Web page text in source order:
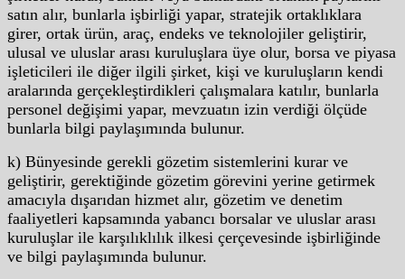
satın alır, bunlarla işbirliği yapar, stratejik ortaklıklara
girer, ortak ürün, araç, endeks ve teknolojiler geliştirir,
ulusal ve uluslar arası kuruluşlara üye olur, borsa ve piyasa
işleticileri ile diğer ilgili şirket, kişi ve kuruluşların kendi
aralarında gerçekleştirdikleri çalışmalara katılır, bunlarla
personel değişimi yapar, mevzuatın izin verdiği ölçüde
bunlarla bilgi paylaşımında bulunur.
k) Bünyesinde gerekli gözetim sistemlerini kurar ve
geliştirir, gerektiğinde gözetim görevini yerine getirmek
amacıyla dışarıdan hizmet alır, gözetim ve denetim
faaliyetleri kapsamında yabancı borsalar ve uluslar arası
kuruluşlar ile karşılıklılık ilkesi çerçevesinde işbirliğinde
ve bilgi paylaşımında bulunur.